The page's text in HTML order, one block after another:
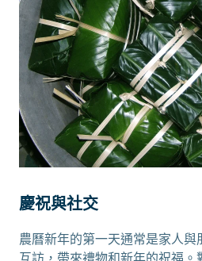
慶祝與社交
農曆新年的第一天通常是家人與
互訪，帶來禮物和新年的祝福